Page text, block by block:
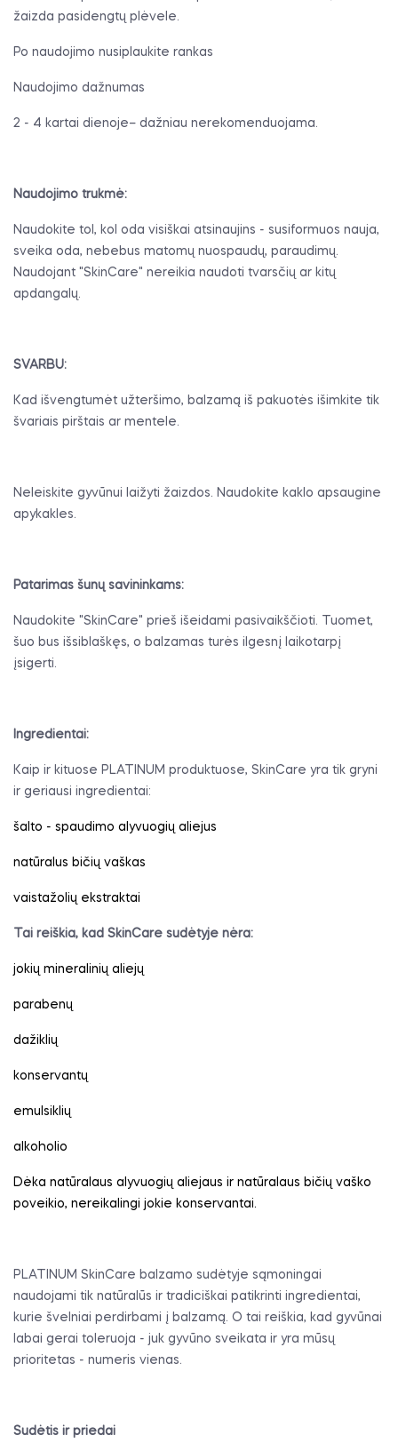
žaizda pasidengtų plėvele.
Po naudojimo nusiplaukite rankas
Naudojimo dažnumas
2 - 4 kartai dienoje– dažniau nerekomenduojama.
Naudojimo trukmė:
Naudokite tol, kol oda visiškai atsinaujins - susiformuos nauja,
sveika oda, nebebus matomų nuospaudų, paraudimų.
Naudojant "SkinCare" nereikia naudoti tvarsčių ar kitų
apdangalų.
SVARBU:
Kad išvengtumėt užteršimo, balzamą iš pakuotės išimkite tik
švariais pirštais ar mentele.
Neleiskite gyvūnui laižyti žaizdos. Naudokite kaklo apsaugine
apykakles.
Patarimas šunų savininkams:
Naudokite "SkinCare" prieš išeidami pasivaikščioti. Tuomet,
šuo bus išsiblaškęs, o balzamas turės ilgesnį laikotarpį
įsigerti.
Ingredientai:
Kaip ir kituose PLATINUM produktuose, SkinCare yra tik gryni
ir geriausi ingredientai:
šalto - spaudimo alyvuogių aliejus
natūralus bičių vaškas
vaistažolių ekstraktai
Tai reiškia, kad SkinCare sudėtyje nėra:
jokių mineralinių aliejų
parabenų
dažiklių
konservantų
emulsiklių
alkoholio
Dėka natūralaus alyvuogių aliejaus ir natūralaus bičių vaško
poveikio, nereikalingi jokie konservantai.
PLATINUM SkinCare balzamo sudėtyje sąmoningai
naudojami tik natūralūs ir tradiciškai patikrinti ingredientai,
kurie švelniai perdirbami į balzamą. O tai reiškia, kad gyvūnai
labai gerai toleruoja - juk gyvūno sveikata ir yra mūsų
prioritetas - numeris vienas.
Sudėtis ir priedai